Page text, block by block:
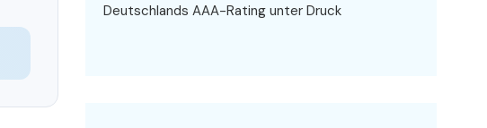
Deutschlands AAA-Rating unter Druck